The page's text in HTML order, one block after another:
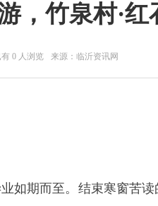
，竹泉村·红
有 0 人浏览 来源：临沂资讯网
如期而至。结束寒窗苦